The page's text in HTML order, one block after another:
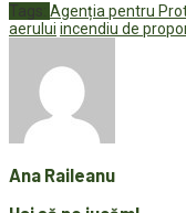
Tags: Agenția pentru
aerului incendiu de
Ana Raileanu